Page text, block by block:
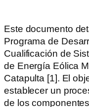
Este documento
Programa de
Cualificación de
de Energía Eólica
Catapulta [1]. El
establecer un
de los